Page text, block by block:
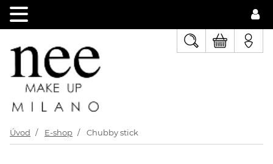
Úvod E-shop Chubby stick